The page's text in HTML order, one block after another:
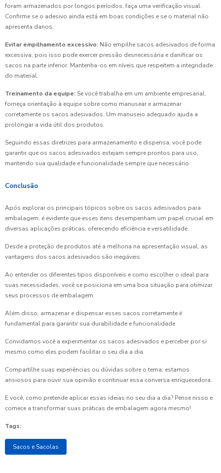
foram armazenados por longos períodos, faça uma verificação visual.
Confirme se o adesivo ainda está em boas condições e se o material não
apresenta danos.
Evitar empilhamento excessivo: Não empilhe sacos adesivados de forma
excessiva, pois isso pode exercer pressão desnecessária e danificar os
sacos na parte inferior. Mantenha-os em níveis que respeitem a integridade
do material.
Treinamento da equipe: Se você trabalha em um ambiente empresarial,
forneça orientação à equipe sobre como manusear e armazenar
corretamente os sacos adesivados. Um manuseio adequado ajuda a
prolongar a vida útil dos produtos.
Seguindo essas diretrizes para armazenamento e dispensa, você pode
garantir que os sacos adesivados estejam sempre prontos para uso,
mantendo sua qualidade e funcionalidade sempre que necessário.
Conclusão
Após explorar os principais tópicos sobre os sacos adesivados para
embalagem, é evidente que esses itens desempenham um papel crucial em
diversas aplicações práticas, oferecendo eficiência e versatilidade.
Desde a proteção de produtos até a melhoria na apresentação visual, as
vantagens dos sacos adesivados são inegáveis.
Ao entender os diferentes tipos disponíveis e como escolher o ideal para
suas necessidades, você se posiciona em uma boa situação para otimizar
seus processos de embalagem.
Além disso, armazenar e dispensar esses sacos corretamente é
fundamental para garantir sua durabilidade e funcionalidade.
Convidamos você a experimentar os sacos adesivados e perceber por si
mesmo como eles podem facilitar o seu dia a dia.
Compartilhe suas experiências ou dúvidas sobre o tema; estamos
ansiosos para ouvir sua opinião e continuar essa conversa enriquecedora.
E você, como pretende aplicar essas ideias no seu dia a dia? Pense nisso e
comece a transformar suas práticas de embalagem agora mesmo!
Tags:
Sacos e Sacolas